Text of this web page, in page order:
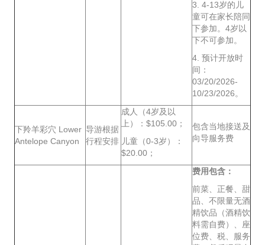
3. 4-13岁的儿
童可在家长陪同
下参加。4岁以
下不可参加。
4. 预计开放时
间：
03/20/2026-
10/23/2026。
下羚羊彩穴 Lower
Antelope Canyon
导游根据
行程安排
成人（4岁及以
上）：$105.00；
儿童（0-3岁）：
$20.00；
包含当地接送及
向导服务费
费用包含：
前菜、正餐、甜
品、不限量无酒
精饮品（酒精饮
料需自费）、座
位费、税、服务